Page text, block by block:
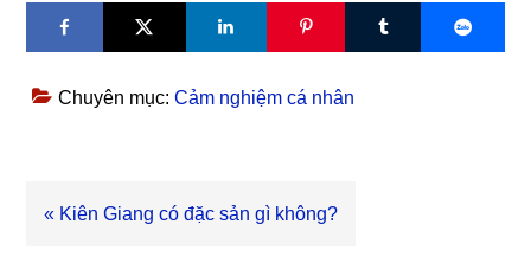
Chuyên mục:Cảm nghiệm cá nhân
Bài
« Kiên Giang có đặc sản gì không?